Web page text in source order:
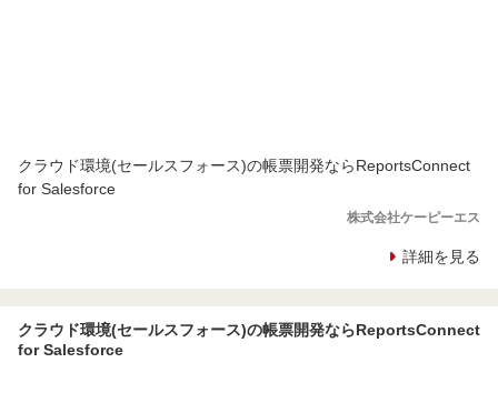
クラウド環境(セールスフォース)の帳票開発ならReportsConnect
for Salesforce
株式会社ケーピーエス
詳細を見る
クラウド環境(セールスフォース)の帳票開発ならReportsConnect
for Salesforce